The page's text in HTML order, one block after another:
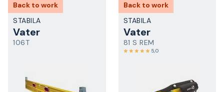
Back to work
STABILA
Vater
106T
Back to work
STABILA
Vater
81 S REM
5,0